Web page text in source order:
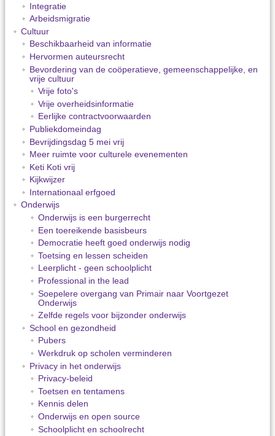
Integratie
Arbeidsmigratie
Cultuur
Beschikbaarheid van informatie
Hervormen auteursrecht
Bevordering van de coöperatieve, gemeenschappelijke, en
vrije cultuur
Vrije foto's
Vrije overheidsinformatie
Eerlijke contractvoorwaarden
Publiekdomeindag
Bevrijdingsdag 5 mei vrij
Meer ruimte voor culturele evenementen
Keti Koti vrij
Kijkwijzer
Internationaal erfgoed
Onderwijs
Onderwijs is een burgerrecht
Een toereikende basisbeurs
Democratie heeft goed onderwijs nodig
Toetsing en lessen scheiden
Leerplicht - geen schoolplicht
Professional in the lead
Soepelere overgang van Primair naar Voortgezet
Onderwijs
Zelfde regels voor bijzonder onderwijs
School en gezondheid
Pubers
Werkdruk op scholen verminderen
Privacy in het onderwijs
Privacy-beleid
Toetsen en tentamens
Kennis delen
Onderwijs en open source
Schoolplicht en schoolrecht